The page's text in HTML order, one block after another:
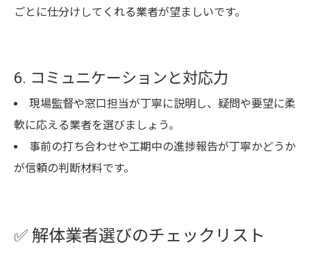
ごとに仕分けしてくれる業者が望ましいです。
6. コミュニケーションと対応力
現場監督や窓口担当が丁寧に説明し、疑問や要望に柔
軟に応える業者を選びましょう。
事前の打ち合わせや工期中の進捗報告が丁寧かどうか
が信頼の判断材料です。
✅ 解体業者選びのチェックリスト